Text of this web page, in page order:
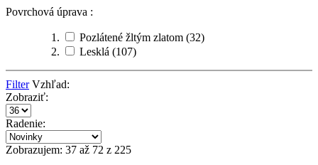
Povrchová úprava :
Pozlátené žltým zlatom (32)
Lesklá (107)
Filter Vzhľad:
Zobraziť:
Radenie:
Zobrazujem: 37 až 72 z 225